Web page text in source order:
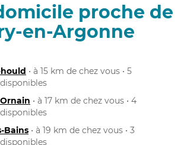
proche de
en-Argonne
• à 15 km de chez vous • 5
• à 17 km de chez vous • 4
Bains • à 19 km de chez vous • 3